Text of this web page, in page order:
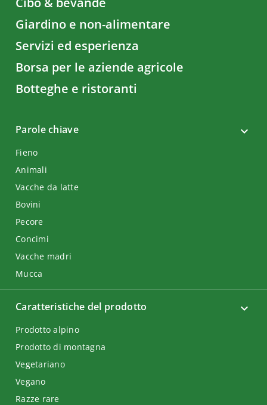
Giardino e non-alimentare
Servizi ed esperienza
Borsa per le aziende agricole
Botteghe e ristoranti
Parole chiave
Fieno
Animali
Vacche da latte
Bovini
Pecore
Concimi
Vacche madri
Mucca
Caratteristiche del prodotto
Prodotto alpino
Prodotto di montagna
Vegetariano
Vegano
Razze rare